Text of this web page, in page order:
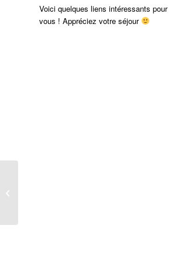
Voici quelques liens intéressants pour
vous ! Appréciez votre séjour